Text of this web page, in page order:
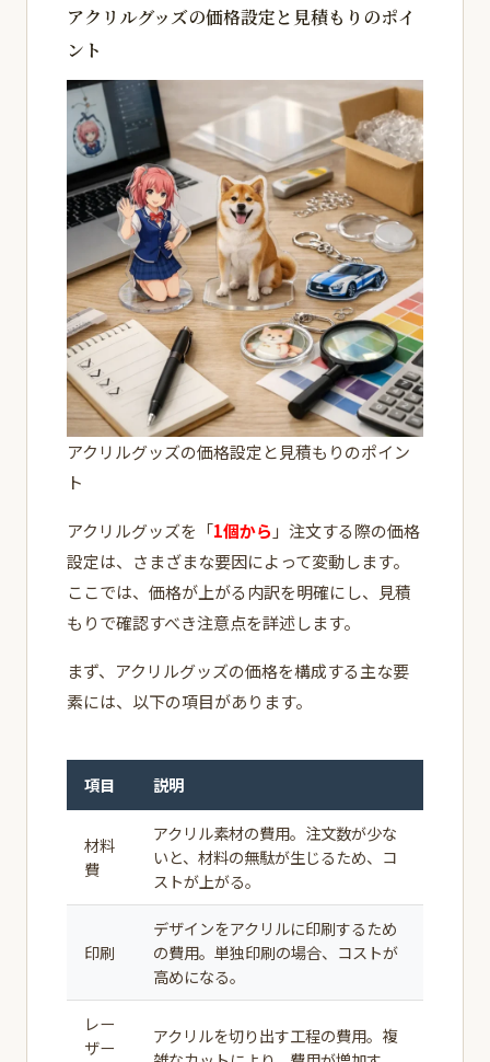
アクリルグッズの価格設定と見積もりのポイ
ント
アクリルグッズの価格設定と見積もりのポイン
ト
アクリルグッズを「1個から 」注文する際の価格
設定は、さまざまな要因によって変動します。
ここでは、価格が上がる内訳を明確にし、見積
もりで確認すべき注意点を詳述します。
まず、アクリルグッズの価格を構成する主な要
素には、以下の項目があります。
項目 説明
材料
費
アクリル素材の費用。注文数が少な
いと、材料の無駄が生じるため、コ
ストが上がる。
印刷
デザインをアクリルに印刷するため
の費用。単独印刷の場合、コストが
高めになる。
レー
ザー
アクリルを切り出す工程の費用。複